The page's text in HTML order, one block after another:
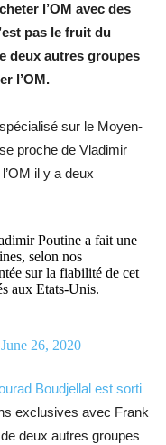
l’OM avec des
pas le fruit du
deux autres groupes
l’OM.
sur le Moyen-
proche de Vladimir
il y a deux
Poutine a fait une
selon nos
sur la fiabilité de cet
aux Etats-Unis.
June 26, 2020
Boudjellal est sorti
exclusives avec Frank
deux autres groupes